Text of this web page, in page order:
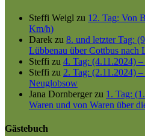
Steffi Weigl zu 12. Tag: Von
Km/h)
Darek zu 8. und letzter Tag:
Lübbenau über Cottbus nach
Steffi zu 4. Tag: (4.11.2024)
Steffi zu 2. Tag: (2.11.2024)
Neuglobsow
Jana Dornbergerzu 1. Tag:
Waren und von Waren über
Gästebuch